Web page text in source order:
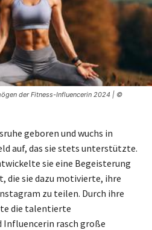
der Fitness-Influencerin 2024 | ©
geboren und wuchs in
auf, das sie stets unterstützte.
sie eine Begeisterung
die sie dazu motivierte, ihre
zu teilen. Durch ihre
die talentierte
Influencerin rasch große